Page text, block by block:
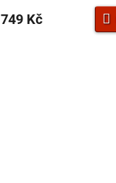
749 Kč